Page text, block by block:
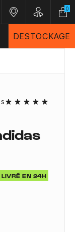
Nos magasins
Customer
0
DESTOCKAGE
LIVRÉ EN 24H